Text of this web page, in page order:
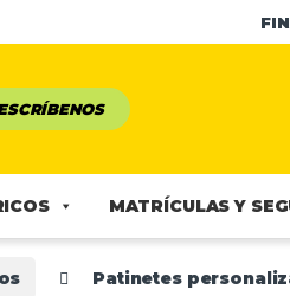
MATRÍCULAS Y
Patinetes